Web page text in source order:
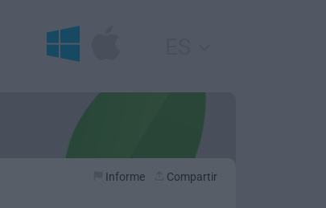
Informe Compartir